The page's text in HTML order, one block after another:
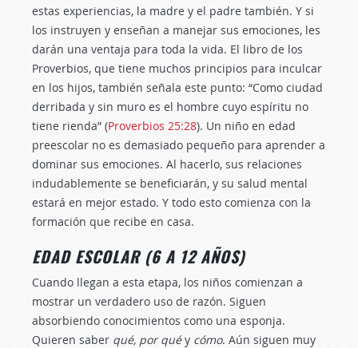
estas experiencias, la madre y el padre también. Y si
los instruyen y enseñan a manejar sus emociones, les
darán una ventaja para toda la vida. El libro de los
Proverbios, que tiene muchos principios para inculcar
en los hijos, también señala este punto: “Como ciudad
derribada y sin muro es el hombre cuyo espíritu no
tiene rienda” (Proverbios 25:28). Un niño en edad
preescolar no es demasiado pequeño para aprender a
dominar sus emociones. Al hacerlo, sus relaciones
indudablemente se beneficiarán, y su salud mental
estará en mejor estado. Y todo esto comienza con la
formación que recibe en casa.
EDAD ESCOLAR (6 A 12 AÑOS)
Cuando llegan a esta etapa, los niños comienzan a
mostrar un verdadero uso de razón. Siguen
absorbiendo conocimientos como una esponja.
Quieren saber qué, por quéy cómo. Aún siguen muy